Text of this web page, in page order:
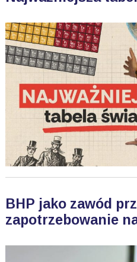
BHP jako zawód
zapotrzebowanie